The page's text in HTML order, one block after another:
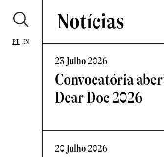
PT EN
Notícias
23 Julho 2026
Convocatória
Dear Doc 2026
20 Julho 2026